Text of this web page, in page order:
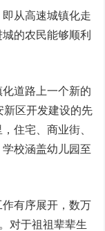
从高速城镇化走
的农民能够顺利
道路上一个新的
新区开发建设的先
住宅、商业街、
校涵盖幼儿园至
有序展开，数万
对于祖祖辈辈生